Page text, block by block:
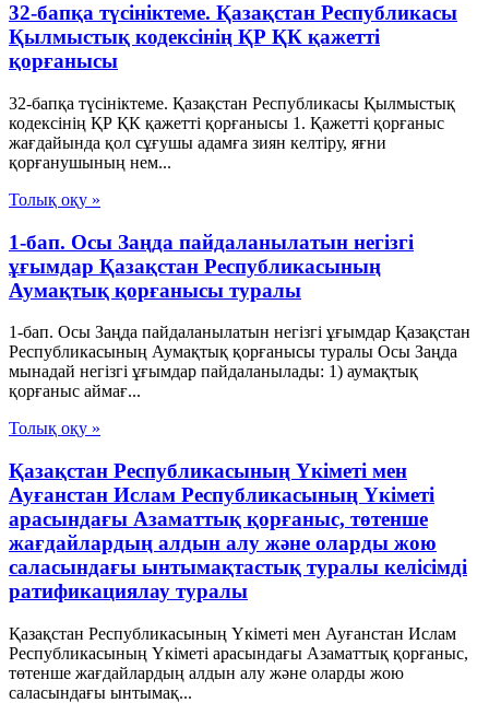
32-бапқа түсініктеме. Қазақстан Республикасы
Қылмыстық кодексінің ҚР ҚК қажетті
қорғанысы
32-бапқа түсініктеме. Қазақстан Республикасы Қылмыстық
кодексінің ҚР ҚК қажетті қорғанысы 1. Қажетті қорғаныс
жағдайында қол сұғушы адамға зиян келтіру, яғни
қорғанушының нем...
Толық оқу »
1-бап. Осы Заңда пайдаланылатын негізгі
ұғымдар Қазақстан Республикасының
Аумақтық қорғанысы туралы
1-бап. Осы Заңда пайдаланылатын негізгі ұғымдар Қазақстан
Республикасының Аумақтық қорғанысы туралы Осы Заңда
мынадай негізгі ұғымдар пайдаланылады: 1) аумақтық
қорғаныс аймағ...
Толық оқу »
Қазақстан Республикасының Үкіметі мен
Ауғанстан Ислам Республикасының Үкіметі
арасындағы Азаматтық қорғаныс, төтенше
жағдайлардың алдын алу және оларды жою
саласындағы ынтымақтастық туралы келісімді
ратификациялау туралы
Қазақстан Республикасының Үкіметі мен Ауғанстан Ислам
Республикасының Үкіметі арасындағы Азаматтық қорғаныс,
төтенше жағдайлардың алдын алу және оларды жою
саласындағы ынтымақ...